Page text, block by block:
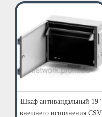
Шкаф антивандальный 19"
внешнего исполнения CSV